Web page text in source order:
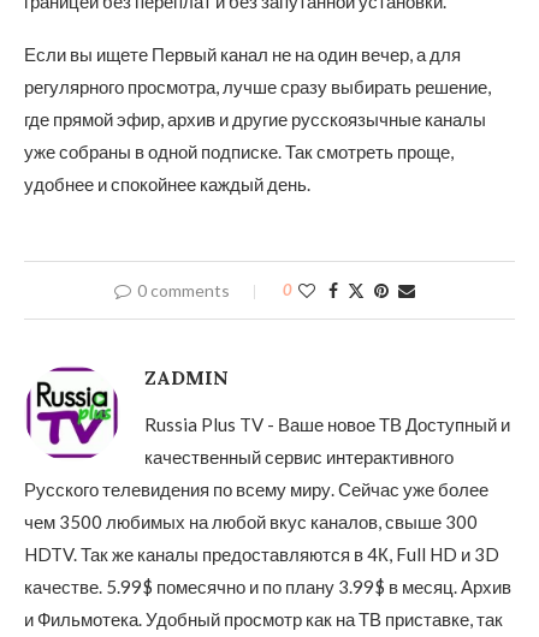
Если вы ищете Первый канал не на один вечер, а для
регулярного просмотра, лучше сразу выбирать решение,
где прямой эфир, архив и другие русскоязычные каналы
уже собраны в одной подписке. Так смотреть проще,
удобнее и спокойнее каждый день.
0 comments 0
ZADMIN
Russia Plus TV - Ваше новое ТВ Доступный и
качественный сервис интерактивного
Русского телевидения по всему миру. Сейчас уже более
чем 3500 любимых на любой вкус каналов, свыше 300
HDTV. Так же каналы предоставляются в 4К, Full HD и 3D
качестве. 5.99$ помесячно и по плану 3.99$ в месяц. Архив
и Фильмотека. Удобный просмотр как на ТВ приставке, так